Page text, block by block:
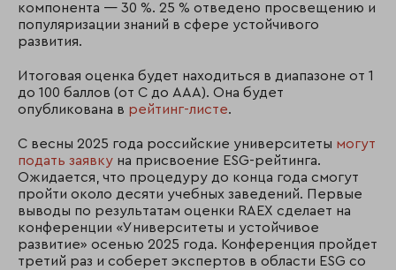
компонента — 30 %. 25 % отведено просвещению и
популяризации знаний в сфере устойчивого
развития.
Итоговая оценка будет находиться в диапазоне от 1
до 100 баллов (от С до ААА). Она будет
опубликована в рейтинг-листе.
С весны 2025 года российские университеты могут
подать заявку на присвоение ESG-рейтинга.
Ожидается, что процедуру до конца года смогут
пройти около десяти учебных заведений. Первые
выводы по результатам оценки RAEX сделает на
конференции «Университеты и устойчивое
развитие» осенью 2025 года. Конференция пройдет
третий раз и соберет экспертов в области ESG со